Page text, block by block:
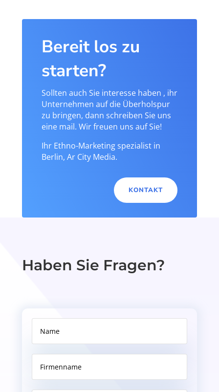
Bereit los zu
starten?
Sollten auch Sie interesse haben , ihr
Unternehmen auf die Überholspur
zu bringen, dann schreiben Sie uns
eine mail. Wir freuen uns auf Sie!
Ihr Ethno-Marketing spezialist in
Berlin, Ar City Media.
KONTAKT
Haben Sie Fragen?